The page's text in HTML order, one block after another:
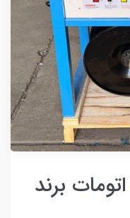
برند